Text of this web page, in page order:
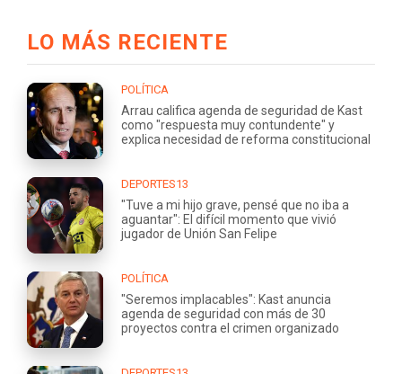
LO MÁS RECIENTE
POLÍTICA
Arrau califica agenda de seguridad de Kast
como "respuesta muy contundente" y
explica necesidad de reforma constitucional
DEPORTES13
"Tuve a mi hijo grave, pensé que no iba a
aguantar": El difícil momento que vivió
jugador de Unión San Felipe
POLÍTICA
"Seremos implacables": Kast anuncia
agenda de seguridad con más de 30
proyectos contra el crimen organizado